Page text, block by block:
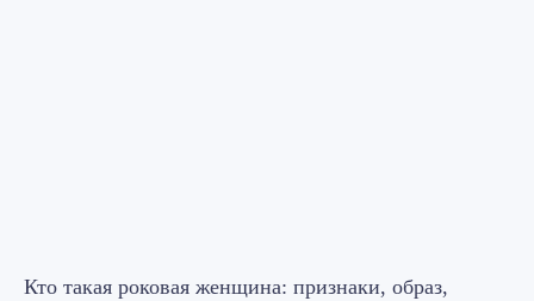
Кто такая роковая женщина: признаки, образ,